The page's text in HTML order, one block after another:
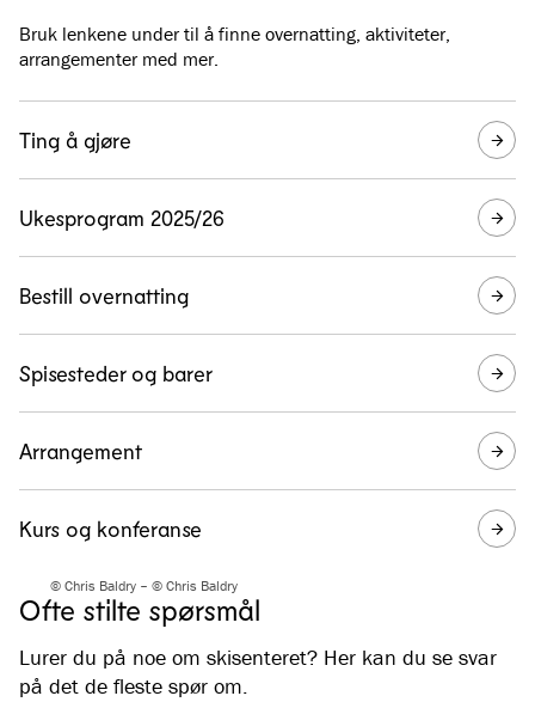
Bruk lenkene under til å finne overnatting, aktiviteter,
arrangementer med mer.
Ting å gjøre
Ukesprogram 2025/26
Bestill overnatting
Spisesteder og barer
Arrangement
Kurs og konferanse
© Chris Baldry – © Chris Baldry
Ofte stilte spørsmål
Lurer du på noe om skisenteret? Her kan du se svar
på det de fleste spør om.